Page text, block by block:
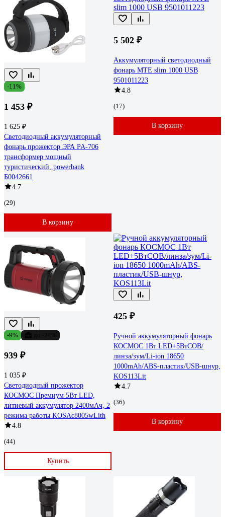
-11%
1 453 ₽
1 625 ₽
Светодиодный аккумуляторный
фонарь прожектор ЭРА PA-706
трансформер мощный
туристический, powerbank
Б0042661
4.7
(29)
В корзину
5 502 ₽
Аккумуляторный светодиодный
фонарь MTE slim 1000 USB
9501011223
4.8
(17)
В корзину
-9%
939 ₽
1 035 ₽
Светодиодный прожектор
КОСМОС Премиум 5Вт LED,
литиевый аккумулятор 2400мАч, 2
режима работы KOSAc8005wLith
4.8
(44)
Купить
425 ₽
Ручной аккумуляторный фонарь
КОСМОС 1Вт LED+5ВтCOB/
линза/зум/Li-ion 18650
1000mAh/ABS-пластик/USB-шнур,
KOS113Lit
4.7
(36)
В корзину